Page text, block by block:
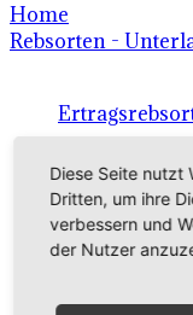
Home
Rebsorten -
Rebsorten
Diese Seite nutzt
Dritten, um ihre
verbessern und
der Nutzer